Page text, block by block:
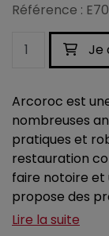
Référence :
Je
Arcoroc est
nombreuses
pratiques et
restauration
faire notoire et
propose des
Lire la suite